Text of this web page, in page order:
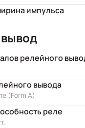
импульса
релейного
вывода
(Form A)
реле